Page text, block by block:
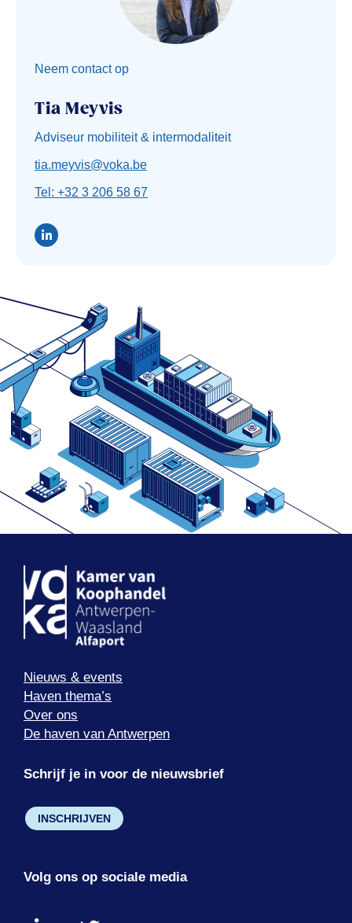
Neem contact op
Tia Meyvis
Adviseur mobiliteit & intermodaliteit
tia.meyvis@voka.be
Tel: +32 3 206 58 67
Nieuws & events
Haven thema’s
Over ons
De haven van Antwerpen
Schrijf je in voor de nieuwsbrief
INSCHRIJVEN
Volg ons op sociale media